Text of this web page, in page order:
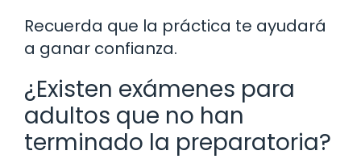
Recuerda que la práctica te ayudará
a ganar confianza.
¿Existen exámenes para
adultos que no han
terminado la preparatoria?